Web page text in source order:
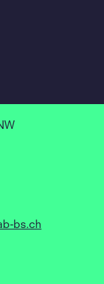
bs.ch